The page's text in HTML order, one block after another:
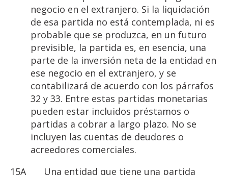
negocio en el extranjero. Si la liquidación
de esa partida no está contemplada, ni es
probable que se produzca, en un futuro
previsible, la partida es, en esencia, una
parte de la inversión neta de la entidad en
ese negocio en el extranjero, y se
contabilizará de acuerdo con los párrafos
32 y 33. Entre estas partidas monetarias
pueden estar incluidos préstamos o
partidas a cobrar a largo plazo. No se
incluyen las cuentas de deudores o
acreedores comerciales.
15A
Una entidad que tiene una partida